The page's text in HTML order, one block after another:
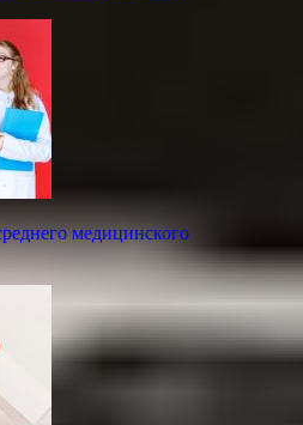
медицинского